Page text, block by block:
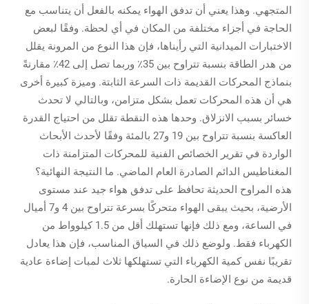
المتجهي. وهذا يعني أن تدفق الهواء يمكنه بالفعل أن يتناسب مع
الحاجة في أجزاء مختلفة من المكان في أي لحظة. وفقًا لبعض
الاختبارات الميدانية التي رأيناها، فإن هذا النوع من المرونة يقلل
من هدر الطاقة بنسبة تتراوح بين 35٪ وربما تصل إلى 42٪ مقارنةً
بنماذج المحركات القديمة ذات السرعة الثابتة. وميزة كبيرة أخرى
هي أن هذه المحركات تعمل بشكل متزامن، وبالتالي لا تحدث
خسائر بسبب الانزلاق. وحدها هذه النقطة تقلل من احتياج القدرة
العاكسة بنسبة تتراوح بين 19 و27 بالمئة وفقًا لأحدث الأبحاث
الواردة في تقرير الخصائص الفنية للمحركات المتزامنة ذات
المغناطيس الدائم الصادرة العام الماضي. ما النتيجة النهائية؟
هذه المراوح الحديثة تحافظ على تدفق هواء جيد عند مستوى
الأرضية، بحيث يبقى الهواء متحركًا بسرعة تتراوح بين 4 و7 أميال
في الساعة، ومع ذلك فإنها تستهلك أقل من 1.5 كيلوواط من
الكهرباء فقط. ولوضع ذلك في السياق المناسب، فإن هذا يعادل
تقريبًا نفس كمية الكهرباء التي تستهلكها ثلاث لمبات إضاءة عادية
قديمة من نوع الإضاءة الحارة.